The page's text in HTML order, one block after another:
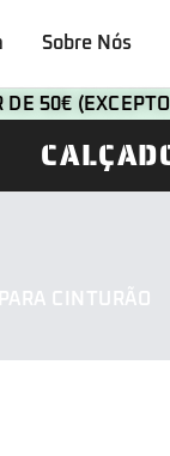
Sobre Nós
DE 50€
CINTURÃO